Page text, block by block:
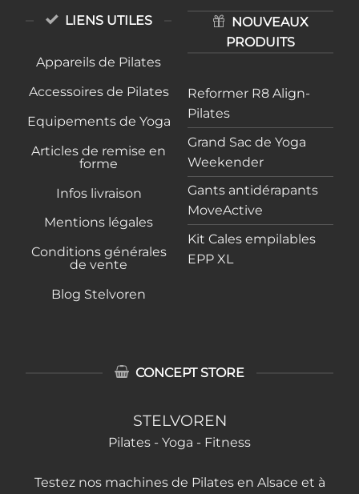
LIENS UTILES
Appareils de Pilates
Accessoires de Pilates
Equipements de Yoga
Articles de remise en
forme
Infos livraison
Mentions légales
Conditions générales
de vente
Blog Stelvoren
NOUVEAUX
PRODUITS
Reformer R8 Align-
Pilates
Grand Sac de Yoga
Weekender
Gants antidérapants
MoveActive
Kit Cales empilables
EPP XL
CONCEPT STORE
STELVOREN
Pilates - Yoga - Fitness
Testez nos machines de Pilates en Alsace et à